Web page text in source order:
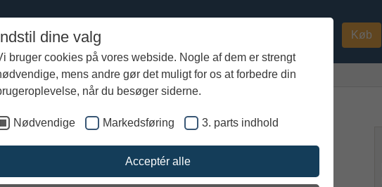
dine valg
bruger cookies på vores webside. Nogle af dem er strengt
mens andre gør det muligt for os at forbedre din
når du besøger siderne.
Nødvendige Markedsføring 3. parts indhold
Acceptér alle
Køb
Gør jer klar til togt i vinterferien
på Vikingeskibsmuseet - gør jer
togt!